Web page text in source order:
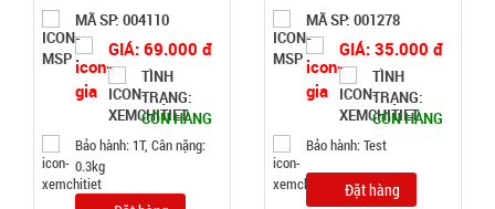
Bóng đèn
tích điện có
Solar mặt
Mã 2029
003213
MÃ SP: 004110
GIÁ: 69.000 đ
TÌNH
TRẠNG:
CÒN HÀNG
Bảo hành: 1T, Cân nặng:
0.3kg
MÃ SP: 001278
GIÁ: 35.000 đ
TÌNH
TRẠNG:
CÒN HÀNG
Bảo hành: Test
Đặt hàng